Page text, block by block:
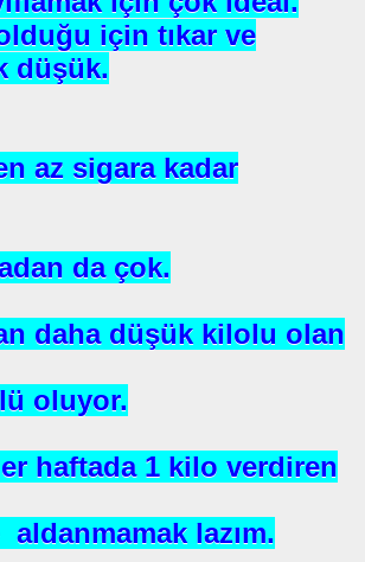
için tıkar ve
düşük.
az sigara kadar
da çok.
daha düşük kilolu olan
oluyor.
haftada 1 kilo verdiren
lazım.
HAMZAOĞLU
YARDIM VAKFI
BAKARMI